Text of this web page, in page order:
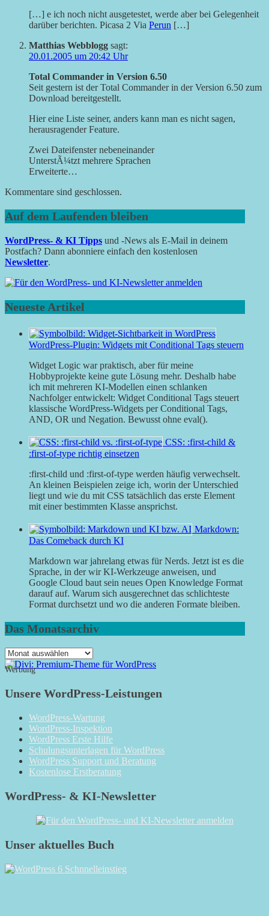
[…] e ich noch nicht ausgetestet, werde aber bei Gelegenheit
darüber berichten. Picasa 2 Via Perun […]
Matthias Webblogg sagt:
20.01.2005 um 20:42 Uhr
Total Commander in Version 6.50
Seit gestern ist der Total Commander in der Version 6.50 zum
Download bereitgestellt.
Hier eine Liste seiner, anders kann man es nicht sagen,
herausragender Feature.
Zwei Dateifenster nebeneinander
UnterstÃ¼tzt mehrere Sprachen
Erweiterte…
Kommentare sind geschlossen.
Auf dem Laufenden bleiben
WordPress- & KI Tipps und -News als E-Mail in deinem
Postfach? Dann abonniere einfach den kostenlosen
Newsletter.
Neueste Artikel
WordPress-Plugin: Widgets mit Conditional Tags steuern
Widget Logic war praktisch, aber für meine
Hobbyprojekte keine gute Lösung mehr. Deshalb habe
ich mit mehreren KI-Modellen einen schlanken
Nachfolger entwickelt: Widget Conditional Tags steuert
klassische WordPress-Widgets per Conditional Tags,
AND, OR und Negation. Bewusst ohne eval().
CSS: :first-child &
:first-of-type richtig einsetzen
:first-child und :first-of-type werden häufig verwechselt.
An kleinen Beispielen zeige ich, worin der Unterschied
liegt und wie du mit CSS tatsächlich das erste Element
mit einer bestimmten Klasse ansprichst.
Markdown:
Das Comeback durch KI
Markdown war jahrelang etwas für Nerds. Jetzt ist es die
Sprache, in der wir KI-Werkzeuge anweisen, und
Google Cloud baut sein neues Open Knowledge Format
darauf auf. Warum sich ausgerechnet das schlichteste
Format durchsetzt und wo die anderen Formate bleiben.
Das Monatsarchiv
Das
Monatsarchiv
Werbung
Unsere WordPress-Leistungen
WordPress-Wartung
WordPress-Inspektion
WordPress Erste Hilfe
Schulungsunterlagen für WordPress
WordPress Support und Beratung
Kostenlose Erstberatung
WordPress- & KI-Newsletter
Unser aktuelles Buch